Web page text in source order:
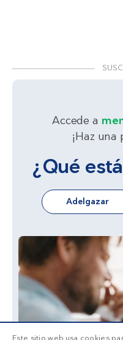
Accede a
¡Haz una
¿Qué
Adelgazar